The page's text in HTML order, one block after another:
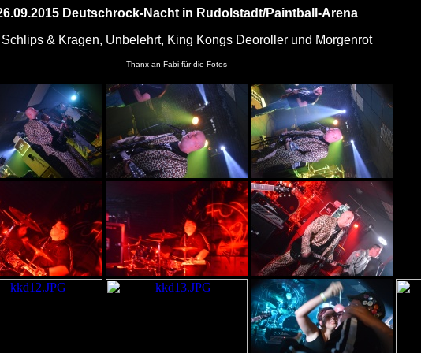
.2015 Deutschrock-Nacht in Rudolstadt/Paintball-Arena
& Kragen, Unbelehrt, King Kongs Deoroller und Morgenrot
Thanx an Fabi für die Fotos